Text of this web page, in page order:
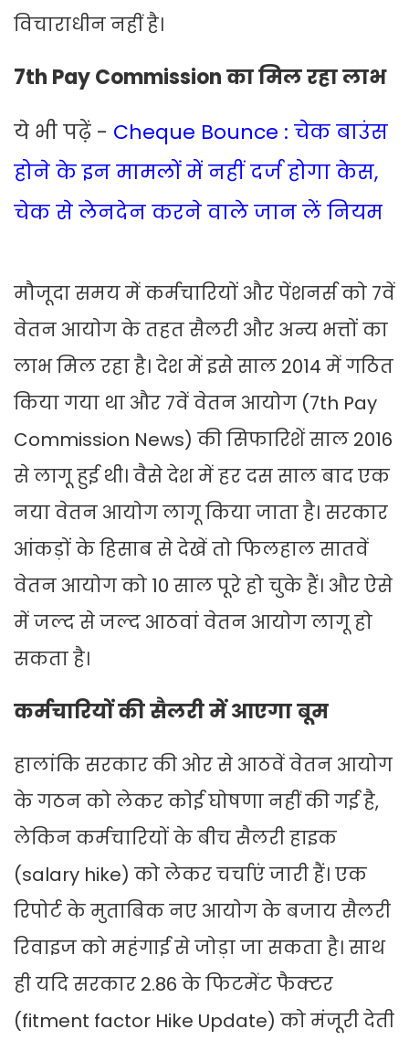
विचाराधीन नहीं है।
7th Pay Commission का मिल रहा लाभ
ये भी पढ़ें - Cheque Bounce : चेक बाउंस
होने के इन मामलों में नहीं दर्ज होगा केस,
चेक से लेनदेन करने वाले जान लें नियम
मौजूदा समय में कर्मचारियों और पेंशनर्स को 7वें
वेतन आयोग के तहत सैलरी और अन्य भत्तों का
लाभ मिल रहा है। देश में इसे साल 2014 में गठित
किया गया था और 7वें वेतन आयोग (7th Pay
Commission News) की सिफारिशें साल 2016
से लागू हुई थी। वैसे देश में हर दस साल बाद एक
नया वेतन आयोग लागू किया जाता है। सरकार
आंकड़ों के हिसाब से देखें तो फिलहाल सातवें
वेतन आयोग को 10 साल पूरे हो चुके हैं। और ऐसे
में जल्द से जल्द आठवां वेतन आयोग लागू हो
सकता है।
कर्मचारियों की सैलरी में आएगा बूम
हालांकि सरकार की ओर से आठवें वेतन आयोग
के गठन को लेकर कोई घोषणा नहीं की गई है,
लेकिन कर्मचारियों के बीच सैलरी हाइक
(salary hike) को लेकर चर्चाएं जारी हैं। एक
रिपोर्ट के मुताबिक नए आयोग के बजाय सैलरी
रिवाइज को महंगाई से जोड़ा जा सकता है। साथ
ही यदि सरकार 2.86 के फिटमेंट फैक्टर
(fitment factor Hike Update) को मंजूरी देती